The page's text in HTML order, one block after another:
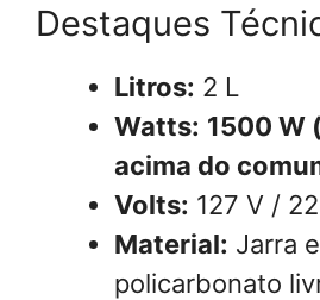
Destaques
Litros: 2 L
Watts: 1500 W
acima do
Volts: 127 V /
Material: Jarra
policarbonato